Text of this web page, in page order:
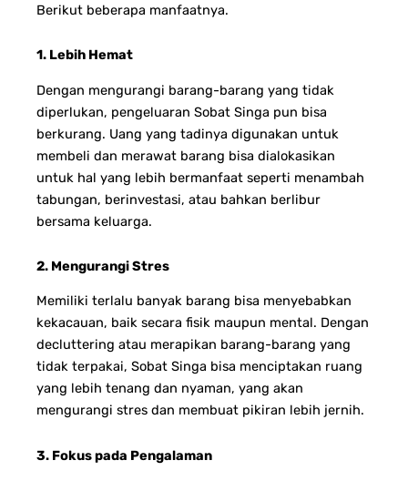
Berikut beberapa manfaatnya.
1. Lebih Hemat
Dengan mengurangi barang-barang yang tidak
diperlukan, pengeluaran Sobat Singa pun bisa
berkurang. Uang yang tadinya digunakan untuk
membeli dan merawat barang bisa dialokasikan
untuk hal yang lebih bermanfaat seperti menambah
tabungan, berinvestasi, atau bahkan berlibur
bersama keluarga.
2. Mengurangi Stres
Memiliki terlalu banyak barang bisa menyebabkan
kekacauan, baik secara fisik maupun mental. Dengan
decluttering atau merapikan barang-barang yang
tidak terpakai, Sobat Singa bisa menciptakan ruang
yang lebih tenang dan nyaman, yang akan
mengurangi stres dan membuat pikiran lebih jernih.
3. Fokus pada Pengalaman